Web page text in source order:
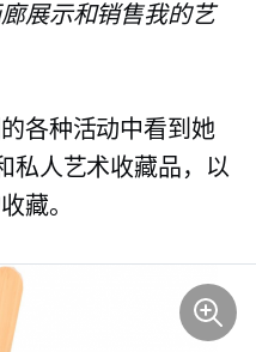
展示和销售我的艺
各种活动中看到她
私人艺术收藏品，以
藏。